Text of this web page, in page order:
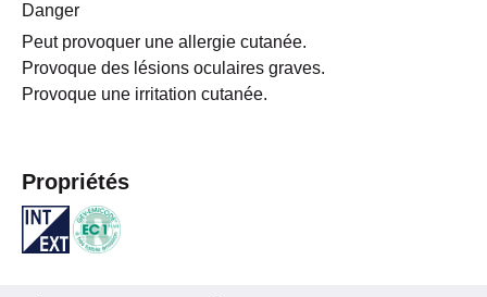
Danger
Peut provoquer une allergie cutanée.
Provoque des lésions oculaires graves.
Provoque une irritation cutanée.
Propriétés